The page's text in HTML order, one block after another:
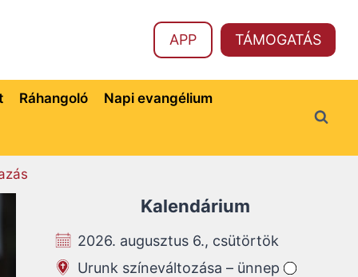
APP TÁMOGATÁS
Ráhangoló Napi evangélium
Kalendárium
2026. augusztus 6., csütörtök
Urunk színeváltozása – ünnep